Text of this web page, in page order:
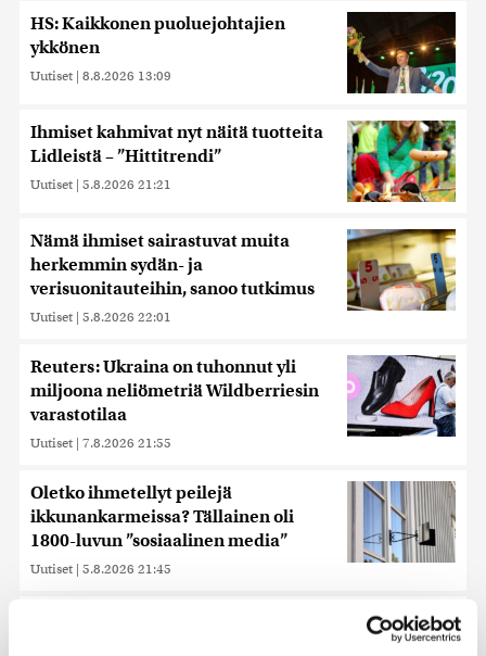
HS: Kaikkonen puoluejohtajien
ykkönen
Uutiset | 8.8.2026 13:09
Ihmiset kahmivat nyt näitä tuotteita
Lidleistä – ”Hittitrendi”
Uutiset | 5.8.2026 21:21
Nämä ihmiset sairastuvat muita
herkemmin sydän- ja
verisuonitauteihin, sanoo tutkimus
Uutiset | 5.8.2026 22:01
Reuters: Ukraina on tuhonnut yli
miljoona neliömetriä Wildberriesin
varastotilaa
Uutiset | 7.8.2026 21:55
Oletko ihmetellyt peilejä
ikkunankarmeissa? Tällainen oli
1800-luvun ”sosiaalinen media”
Uutiset | 5.8.2026 21:45